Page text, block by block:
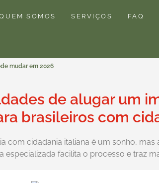
SOMOS SERVIÇOS FAQ
mudar em 2026
de alugar um
brasileiros com
com cidadania italiana é um sonho,
especializada facilita o processo e traz